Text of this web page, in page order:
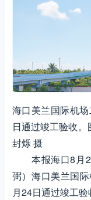
海口美兰国际机
日通过竣工验收
封烁 摄
本报海口8月24
弼）海口美兰国
月24日通过竣工